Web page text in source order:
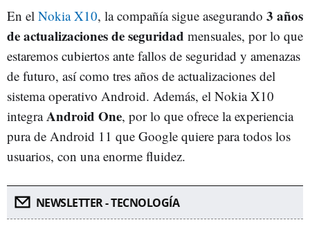
En el Nokia X10, la compañía sigue asegurando 3 años
de actualizaciones de seguridad mensuales, por lo que
estaremos cubiertos ante fallos de seguridad y amenazas
de futuro, así como tres años de actualizaciones del
sistema operativo Android. Además, el Nokia X10
integraAndroid One, por lo que ofrece la experiencia
pura de Android 11 que Google quiere para todos los
usuarios, con una enorme fluidez.
NEWSLETTER - TECNOLOGÍA